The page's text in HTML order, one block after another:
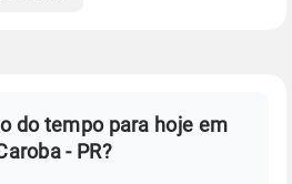
do tempo para hoje em
- PR?